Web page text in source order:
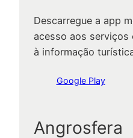
Descarregue a app
acesso aos serviços
à informação
Google Play
Angrosfera